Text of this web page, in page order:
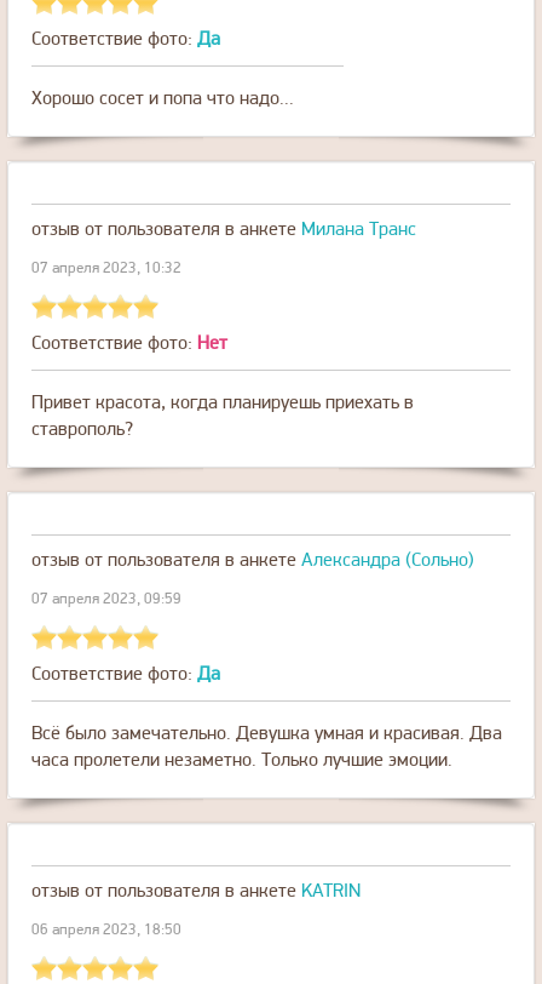
Соответствие фото: Да
Хорошо сосет и попа что надо...
отзыв от пользователя в анкете Милана Транс
07 апреля 2023, 10:32
Соответствие фото: Нет
Привет красота, когда планируешь приехать в
ставрополь?
отзыв от пользователя в анкете Александра (Сольно)
07 апреля 2023, 09:59
Соответствие фото: Да
Всё было замечательно. Девушка умная и красивая. Два
часа пролетели незаметно. Только лучшие эмоции.
отзыв от пользователя в анкете KATRIN
06 апреля 2023, 18:50